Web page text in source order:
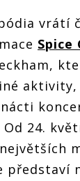
vrátí
Spice
aktivity,
24.
představí